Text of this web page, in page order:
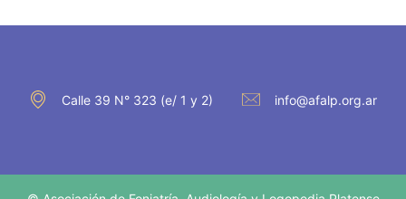
Calle 39 N° 323 (e/ 1 y 2) info@afalp.org.ar